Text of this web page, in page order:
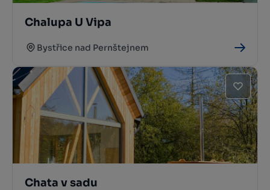
Chalupa U Vipa
Bystřice nad Pernštejnem
Chata v sadu